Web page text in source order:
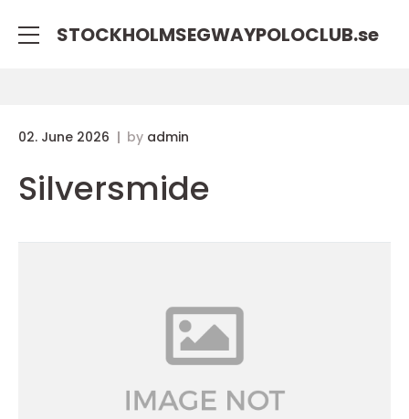
STOCKHOLMSEGWAYPOLOCLUB.se
02. June 2026 by admin
Silversmide